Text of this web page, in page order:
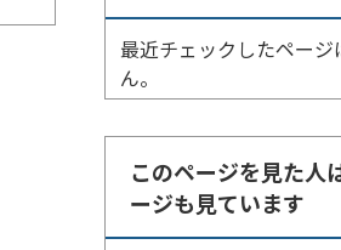
最近チェックしたページ
ん。
このページを見た人
ージも見ています